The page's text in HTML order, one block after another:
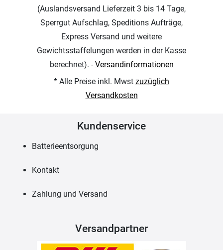
(Auslandsversand Lieferzeit 3 bis 14 Tage,
Sperrgut Aufschlag, Speditions Aufträge,
Express Versand und weitere
Gewichtsstaffelungen werden in der Kasse
berechnet). -Versandinformationen
* Alle Preise inkl. Mwst zuzüglich
Versandkosten
Kundenservice
Batterieentsorgung
Kontakt
Zahlung und Versand
Versandpartner